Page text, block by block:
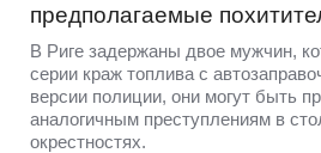
предполагаемые
В Риге задержаны двое мужчин,
серии краж топлива с
версии полиции, они могут быть
аналогичным преступлениям в
окрестностях.